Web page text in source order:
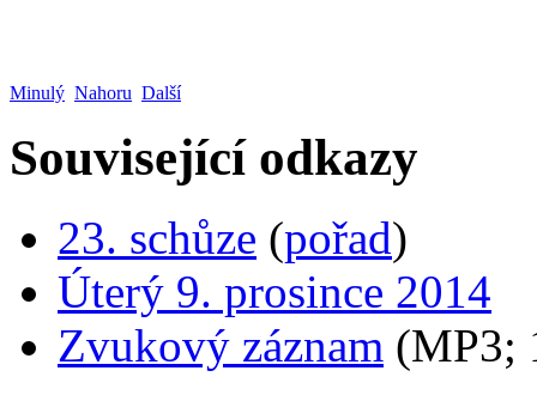
Minulý Nahoru Další
Související odkazy
23. schůze (pořad)
Úterý 9. prosince 2014
Zvukový záznam (MP3;